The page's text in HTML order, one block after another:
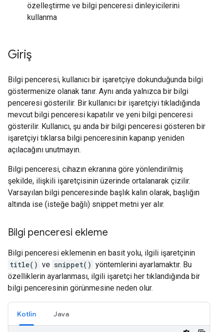
özelleştirme ve bilgi penceresi dinleyicilerini
kullanma
Giriş
Bilgi penceresi, kullanıcı bir işaretçiye dokunduğunda bilgi
göstermenize olanak tanır. Aynı anda yalnızca bir bilgi
penceresi gösterilir. Bir kullanıcı bir işaretçiyi tıkladığında
mevcut bilgi penceresi kapatılır ve yeni bilgi penceresi
gösterilir. Kullanıcı, şu anda bir bilgi penceresi gösteren bir
işaretçiyi tıklarsa bilgi penceresinin kapanıp yeniden
açılacağını unutmayın.
Bilgi penceresi, cihazın ekranına göre yönlendirilmiş
şekilde, ilişkili işaretçisinin üzerinde ortalanarak çizilir.
Varsayılan bilgi penceresinde başlık kalın olarak, başlığın
altında ise (isteğe bağlı) snippet metni yer alır.
Bilgi penceresi ekleme
Bilgi penceresi eklemenin en basit yolu, ilgili işaretçinin
title() ve snippet() yöntemlerini ayarlamaktır. Bu
özelliklerin ayarlanması, ilgili işaretçi her tıklandığında bir
bilgi penceresinin görünmesine neden olur.
Kotlin Java